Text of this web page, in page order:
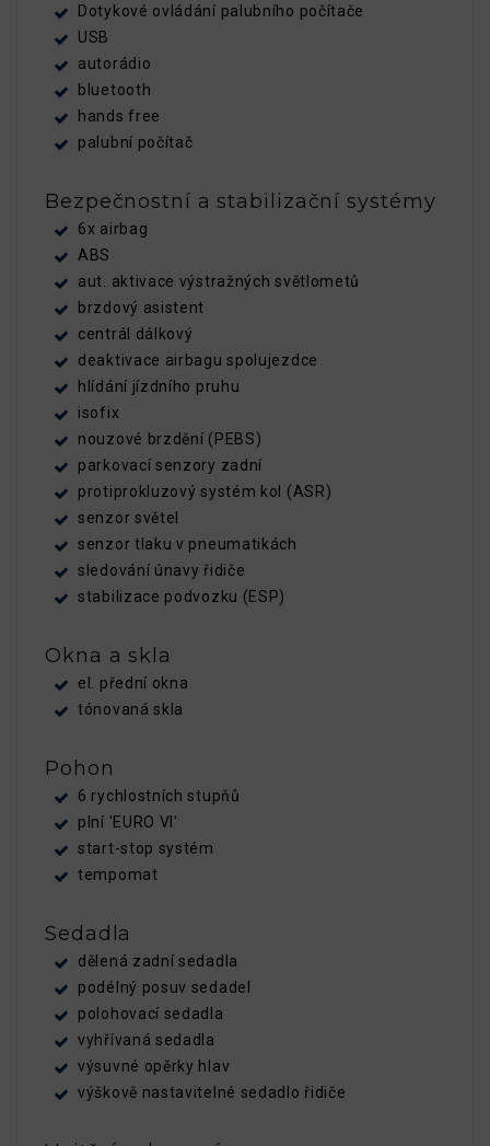
Dotykové ovládání palubního počítače
USB
autorádio
bluetooth
hands free
palubní počítač
Bezpečnostní a stabilizační systémy
6x airbag
ABS
aut. aktivace výstražných světlometů
brzdový asistent
centrál dálkový
deaktivace airbagu spolujezdce
hlídání jízdního pruhu
isofix
nouzové brzdění (PEBS)
parkovací senzory zadní
protiprokluzový systém kol (ASR)
senzor světel
senzor tlaku v pneumatikách
sledování únavy řidiče
stabilizace podvozku (ESP)
Okna a skla
el. přední okna
tónovaná skla
Pohon
6 rychlostních stupňů
plní 'EURO VI'
start-stop systém
tempomat
Sedadla
dělená zadní sedadla
podélný posuv sedadel
polohovací sedadla
vyhřívaná sedadla
výsuvné opěrky hlav
výškově nastavitelné sedadlo řidiče